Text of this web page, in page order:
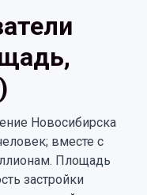
Новосибирска
вместе с
Площадь
застройки